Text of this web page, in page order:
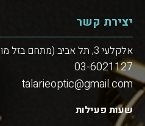
יצירת קשר
אלקלעי 3, תל אביב (מתחם בזל מול מגן דוד)
03-6021127
talarieoptic@gmail.com
שעות פעילות